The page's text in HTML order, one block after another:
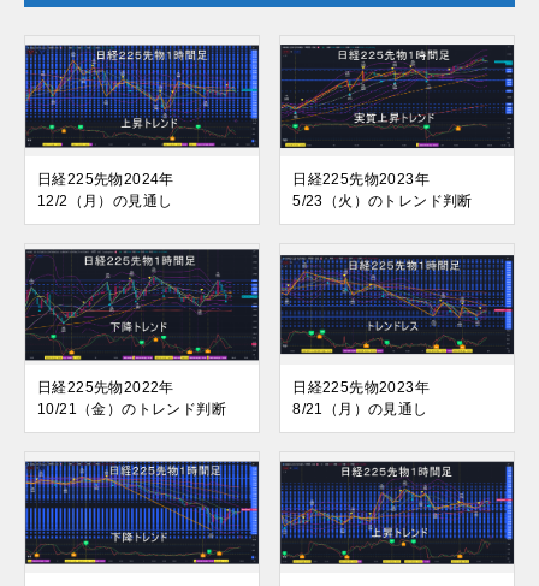
日経225先物2024年
12/2（月）の見通し
日経225先物2023年
5/23（火）のトレンド判断
日経225先物2022年
10/21（金）のトレンド判断
日経225先物2023年
8/21（月）の見通し